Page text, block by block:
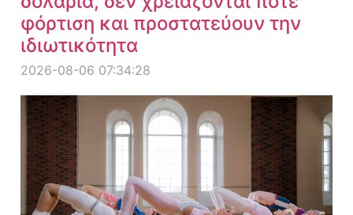
φόρτιση και προστατεύουν την
ιδιωτικότητα
2026-08-06 07:34:28